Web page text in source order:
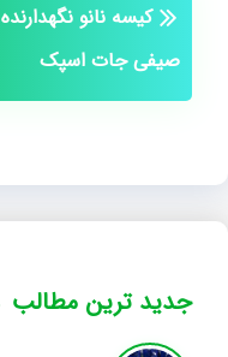
کیسه نانو نگهدارنده
صیفی جات اسپک
جدید ترین مطالب